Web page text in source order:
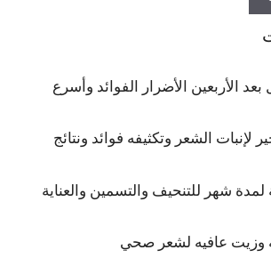
الأربعين الأضرار الفوائد وأسرع
لإنبات الشعر وتكثيفه فوائد ونتائج
لمدة شهر للتنحيف والتسمين والعناية
وزيت عافيه لشعر صحي